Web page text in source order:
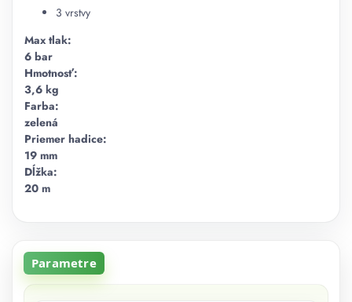
3 vrstvy
Max tlak:
6 bar
Hmotnosť:
3,6 kg
Farba:
zelená
Priemer hadice:
19 mm
Dĺžka:
20 m
Parametre